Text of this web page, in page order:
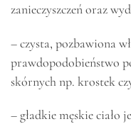
zanieczyszczeń oraz
– czysta, pozbawiona
prawdopodobieństwo
skórnych np. krostek
– gładkie męskie ciało